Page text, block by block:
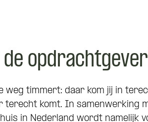
timmert: daar kom jij in
terecht komt. In samenwerking
in Nederland wordt namelijk